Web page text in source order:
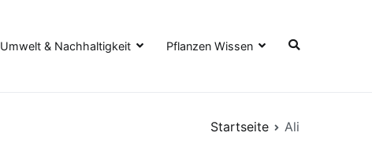
Umwelt & Nachhaltigkeit Pflanzen Wissen
Startseite Ali